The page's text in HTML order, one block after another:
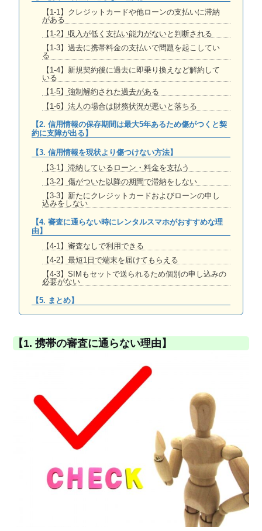
【1-1】クレジットカードや他ローンの支払いに滞納
がある
【1-2】収入が低く支払い能力がないと判断される
【1-3】過去に携帯料金の支払いで問題を起こしてい
る
【1-4】新規契約後に過去に即乗り換えなど解約して
いる
【1-5】強制解約された過去がある
【1-6】法人の場合は財務状況が悪いと落ちる
【2. 信用情報の保存期間は最大5年あるため傷がつくと契
約に支障が出る】
【3. 信用情報を現状より傷つけない方法】
【3-1】滞納しているローン・料金を支払う
【3-2】傷がついた以降の期間で滞納をしない
【3-3】新たにクレジットカードおよびローンの申し
込みをしない
【4. 審査に通らない時にレンタルスマホがおすすめな理
由】
【4-1】審査なしで利用できる
【4-2】最短1日で端末を届けてもらえる
【4-3】SIMもセットで送られるため個別の申し込みの
必要がない
【5. まとめ】
【1. 携帯の審査に通らない理由】